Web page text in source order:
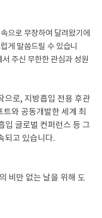
으로 무장하여 달려왔기에
게 말씀드릴 수 있습니
서 주신 무한한 관심과 성원
으로, 지방흡입 전용 후관
와 공동개발한 세계 최
글로벌 컨퍼런스 등 그
되고 있습니다.
비만 없는 날을 위해 도